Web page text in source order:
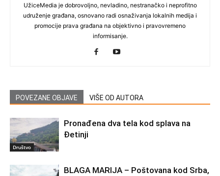
UžiceMedia je dobrovoljno, nevladino, nestranačko i neprofitno
udruženje građana, osnovano radi osnaživanja lokalnih medija i
promocije prava građana na objektivno i pravovremeno
informisanje.
POVEZANE OBJAVE VIŠE OD AUTORA
Društvo
Pronađena dva tela kod splava na
Đetinji
BLAGA MARIJA – Poštovana kod Srba,